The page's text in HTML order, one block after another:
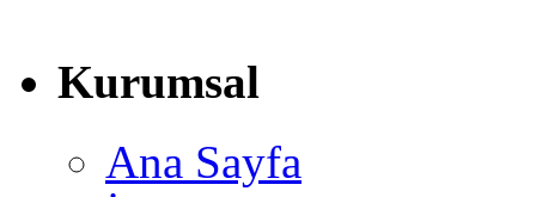
Kurumsal
Ana Sayfa